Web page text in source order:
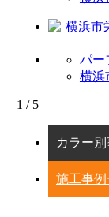
パー
横浜
1 / 5
カラー
施工事